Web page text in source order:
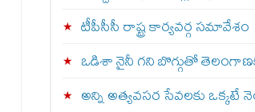
టీపీసీసీ రాష్ట్ర కార్యవర్గ సమావేశం
ఒడిశా నైనీ గని బొగ్గుతో
అన్ని అత్యవసర సేవలకు ఒక్క‌టే